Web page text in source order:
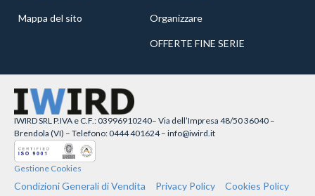
Mappa del sito Organizzare
OFFERTE FINE SERIE
IWIRD SRL P.IVA e C.F.: 03996910240– Via dell’Impresa 48/50 36040 –
Brendola (VI) – Telefono: 0444 401624 – info@iwird.it
Gestione Cookies
Condizioni Generali di Vendita Privacy Policy Cookies Policy